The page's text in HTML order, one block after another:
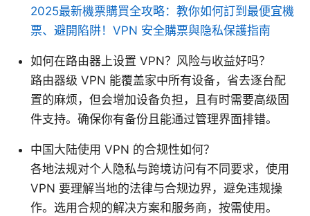
2025最新機票購買全攻略：教你如何訂到最便宜機
票、避開陷阱！VPN 安全購票與隐私保護指南
如何在路由器上设置 VPN？风险与收益好吗？
路由器级 VPN 能覆盖家中所有设备，省去逐台配
置的麻烦，但会增加设备负担，且有时需要高级固
件支持。确保你有备份且能通过管理界面排错。
中国大陆使用 VPN 的合规性如何？
各地法规对个人隐私与跨境访问有不同要求，使用
VPN 要理解当地的法律与合规边界，避免违规操
作。选用合规的解决方案和服务商，按需使用。